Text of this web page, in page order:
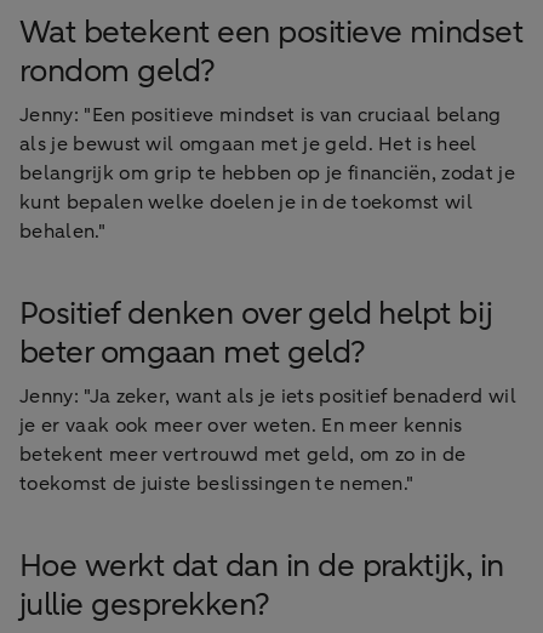
Wat betekent een positieve mindset
rondom geld?
Jenny: "Een positieve mindset is van cruciaal belang
als je bewust wil omgaan met je geld. Het is heel
belangrijk om grip te hebben op je financiën, zodat je
kunt bepalen welke doelen je in de toekomst wil
behalen."
Positief denken over geld helpt bij
beter omgaan met geld?
Jenny: "Ja zeker, want als je iets positief benaderd wil
je er vaak ook meer over weten. En meer kennis
betekent meer vertrouwd met geld, om zo in de
toekomst de juiste beslissingen te nemen."
Hoe werkt dat dan in de praktijk, in
jullie gesprekken?